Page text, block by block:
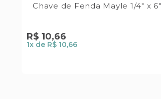
Chave de Fenda Mayle 1/4" x 6"
R$ 10,66
1x de R$ 10,66